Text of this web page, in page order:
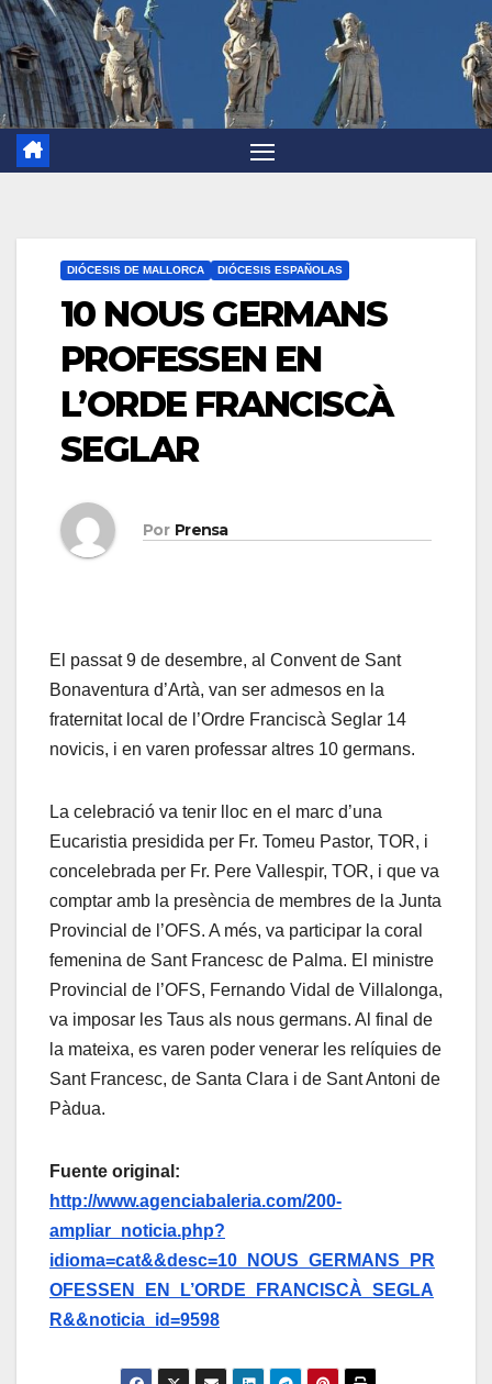
DIÓCESIS DE MALLORCA DIÓCESIS ESPAÑOLAS
10 NOUS GERMANS
PROFESSEN EN
L’ORDE FRANCISCÀ
SEGLAR
Por Prensa
El passat 9 de desembre, al Convent de Sant
Bonaventura d’Artà, van ser admesos en la
fraternitat local de l’Ordre Franciscà Seglar 14
novicis, i en varen professar altres 10 germans.
La celebració va tenir lloc en el marc d’una
Eucaristia presidida per Fr. Tomeu Pastor, TOR, i
concelebrada per Fr. Pere Vallespir, TOR, i que va
comptar amb la presència de membres de la Junta
Provincial de l’OFS. A més, va participar la coral
femenina de Sant Francesc de Palma. El ministre
Provincial de l’OFS, Fernando Vidal de Villalonga,
va imposar les Taus als nous germans. Al final de
la mateixa, es varen poder venerar les relíquies de
Sant Francesc, de Santa Clara i de Sant Antoni de
Pàdua.
Fuente original:
http://www.agenciabaleria.com/200-
ampliar_noticia.php?
idioma=cat&&desc=10_NOUS_GERMANS_PR
OFESSEN_EN_L’ORDE_FRANCISCÀ_SEGLA
R&&noticia_id=9598